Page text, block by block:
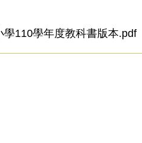
110學年度教科書版本.pdf